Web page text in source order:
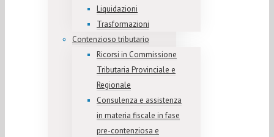
Liquidazioni
Trasformazioni
Contenzioso tributario
Ricorsi in Commissione
Tributaria Provinciale e
Regionale
Consulenza e assistenza
in materia fiscale in fase
pre-contenziosa e